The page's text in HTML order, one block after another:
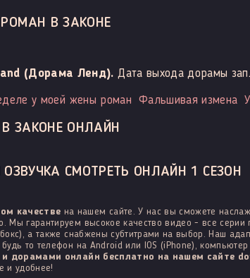
В ЗАКОНЕ
(Дорама Ленд). Дата выхода дорамы
у моей жены роман Фальшивая измена
ЗАКОНЕ ОНЛАЙН
СМОТРЕТЬ ОНЛАЙН 1 СЕЗОН
качестве на нашем сайте. У нас вы сможете
гарантируем высокое качество видео - все серии
а также снабжены субтитрами на выбор. Наш
то телефон на Android или IOS (iPhone),
и дорамами онлайн бесплатно на нашем сайте
и удобнее!